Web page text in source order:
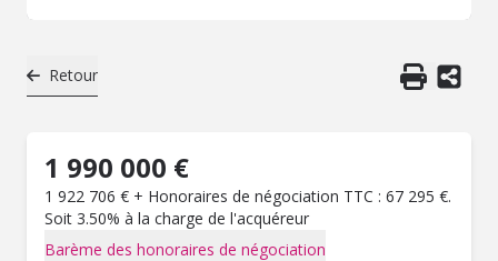
Retour
1 990 000 €
1 922 706 € + Honoraires de négociation TTC : 67 295 €.
Soit 3.50% à la charge de l'acquéreur
Barème des honoraires de négociation